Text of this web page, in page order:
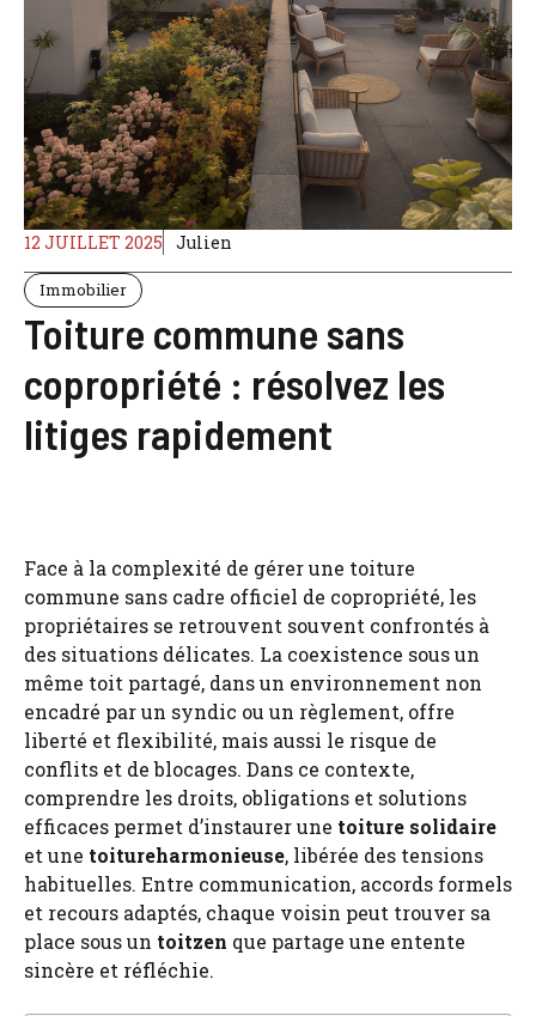
12 JUILLET 2025 Julien
Immobilier
Toiture commune sans
copropriété : résolvez les
litiges rapidement
Face à la complexité de gérer une toiture
commune sans cadre officiel de copropriété, les
propriétaires se retrouvent souvent confrontés à
des situations délicates. La coexistence sous un
même toit partagé, dans un environnement non
encadré par un syndic ou un règlement, offre
liberté et flexibilité, mais aussi le risque de
conflits et de blocages. Dans ce contexte,
comprendre les droits, obligations et solutions
efficaces permet d’instaurer une toiture solidaire
et une toitureharmonieuse, libérée des tensions
habituelles. Entre communication, accords formels
et recours adaptés, chaque voisin peut trouver sa
place sous un toitzen que partage une entente
sincère et réfléchie.